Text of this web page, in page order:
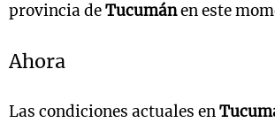
provincia deTucumánen este
Ahora
Las condiciones actuales en